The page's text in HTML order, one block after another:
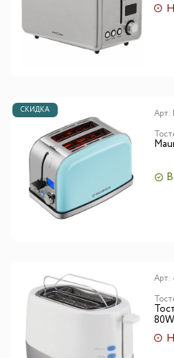
СКИДКА Арт:
Арт:
80W